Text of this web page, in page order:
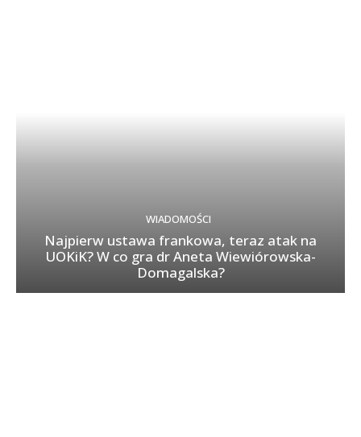
WIADOMOŚCI
Najpierw ustawa frankowa, teraz atak na
UOKiK? W co gra dr Aneta Wiewiórowska-
Domagalska?